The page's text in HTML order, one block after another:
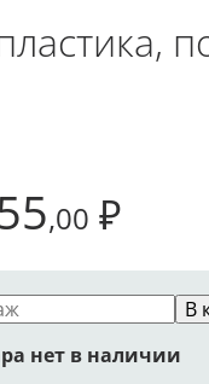
,00 ₽
В
нет в наличии